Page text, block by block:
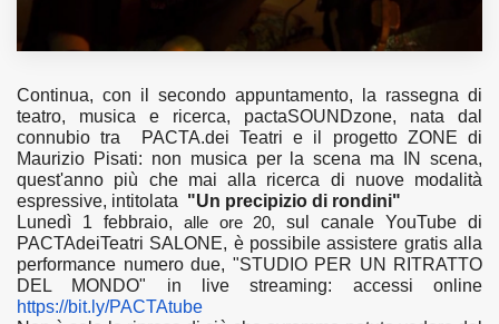
Fondato e diretto da Enzo De
EDB edizioni - Via Brivio angolo C.
Imbonati, 89 20159 Milano (Italia)
Informativa sulla privacy
Continua, con il secondo appuntamento, la rassegna di
teatro, musica e ricerca, pactaSOUNDzone, nata dal
connubio tra PACTA.dei Teatri e il progetto ZONE di
Maurizio Pisati: non musica per la scena ma IN scena,
quest'anno più che mai alla ricerca di nuove modalità
espressive, intitolata "Un precipizio di rondini"
Lunedì
1 febbraio, alle ore 20,sul canale YouTube di
PACTAdeiTeatri SALONE, è possibile assistere gratis alla
performance numero due, "STUDIO PER UN RITRATTO
DEL MONDO"
in live streaming: accessi online
https://bit.ly/PACTAtube